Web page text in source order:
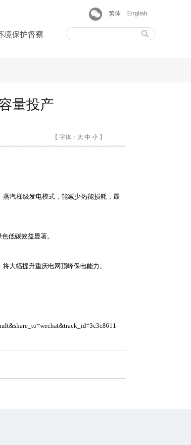
繁体 English
境保护督察
量投产
【 字体： 大 中 小】
汽梯级发电模式，能减少热能损耗，最
低碳效益显著。
大幅提升重庆电网顶峰保电能力。